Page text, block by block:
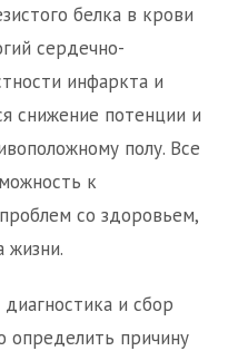
белка в крови
сердечно-
инфаркта и
снижение потенции и
полу. Все
к
со здоровьем,
жизни.
и сбор
определить причину